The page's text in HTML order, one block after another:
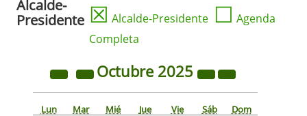
Alcalde-
Presidente ☒ Alcalde-Presidente ☐ Agenda
Completa
Octubre 2025
Lun Mar Mié Jue Vie Sáb Dom